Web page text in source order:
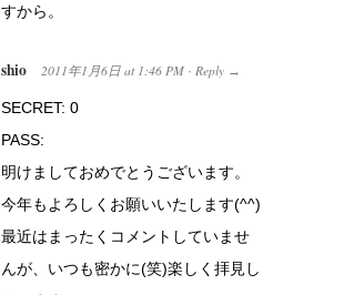
すから。
shio 2011年1月6日 at 1:46 PM · Reply →
SECRET: 0
PASS:
明けましておめでとうございます。
今年もよろしくお願いいたします(^^)
最近はまったくコメントしていませ
んが、いつも密かに(笑)楽しく拝見し